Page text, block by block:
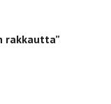
rakkautta”